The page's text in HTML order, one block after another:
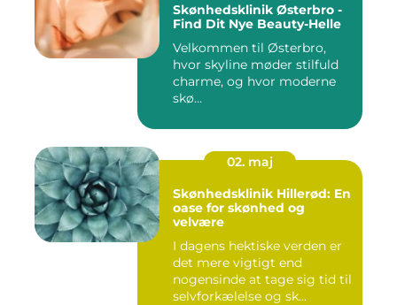
Skønhedsklinik Østerbro -
Find Dit Nye Beauty-Helle
Velkommen til Østerbro,
hvor skyline møder stilfuld
charme, og hvor moderne
skø...
02. maj
Skønhedsklinik Hillerød: En
oase for skønhed og
velvære
I dagens hektiske verden er
det mere vigtigt end
nogensinde at tage sig tid til
selvforkælelse og sk...